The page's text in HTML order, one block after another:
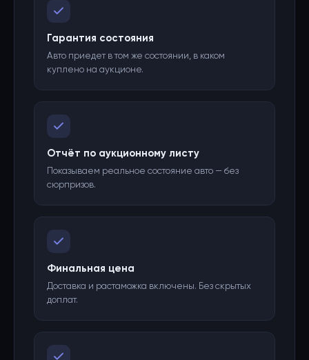
Гарантия состояния
Авто приедет в том же состоянии, в каком
куплено на аукционе.
Отчёт по аукционному листу
Показываем реальное состояние авто — без
сюрпризов.
Финальная цена
Доставка и растаможка включены. Без скрытых
доплат.